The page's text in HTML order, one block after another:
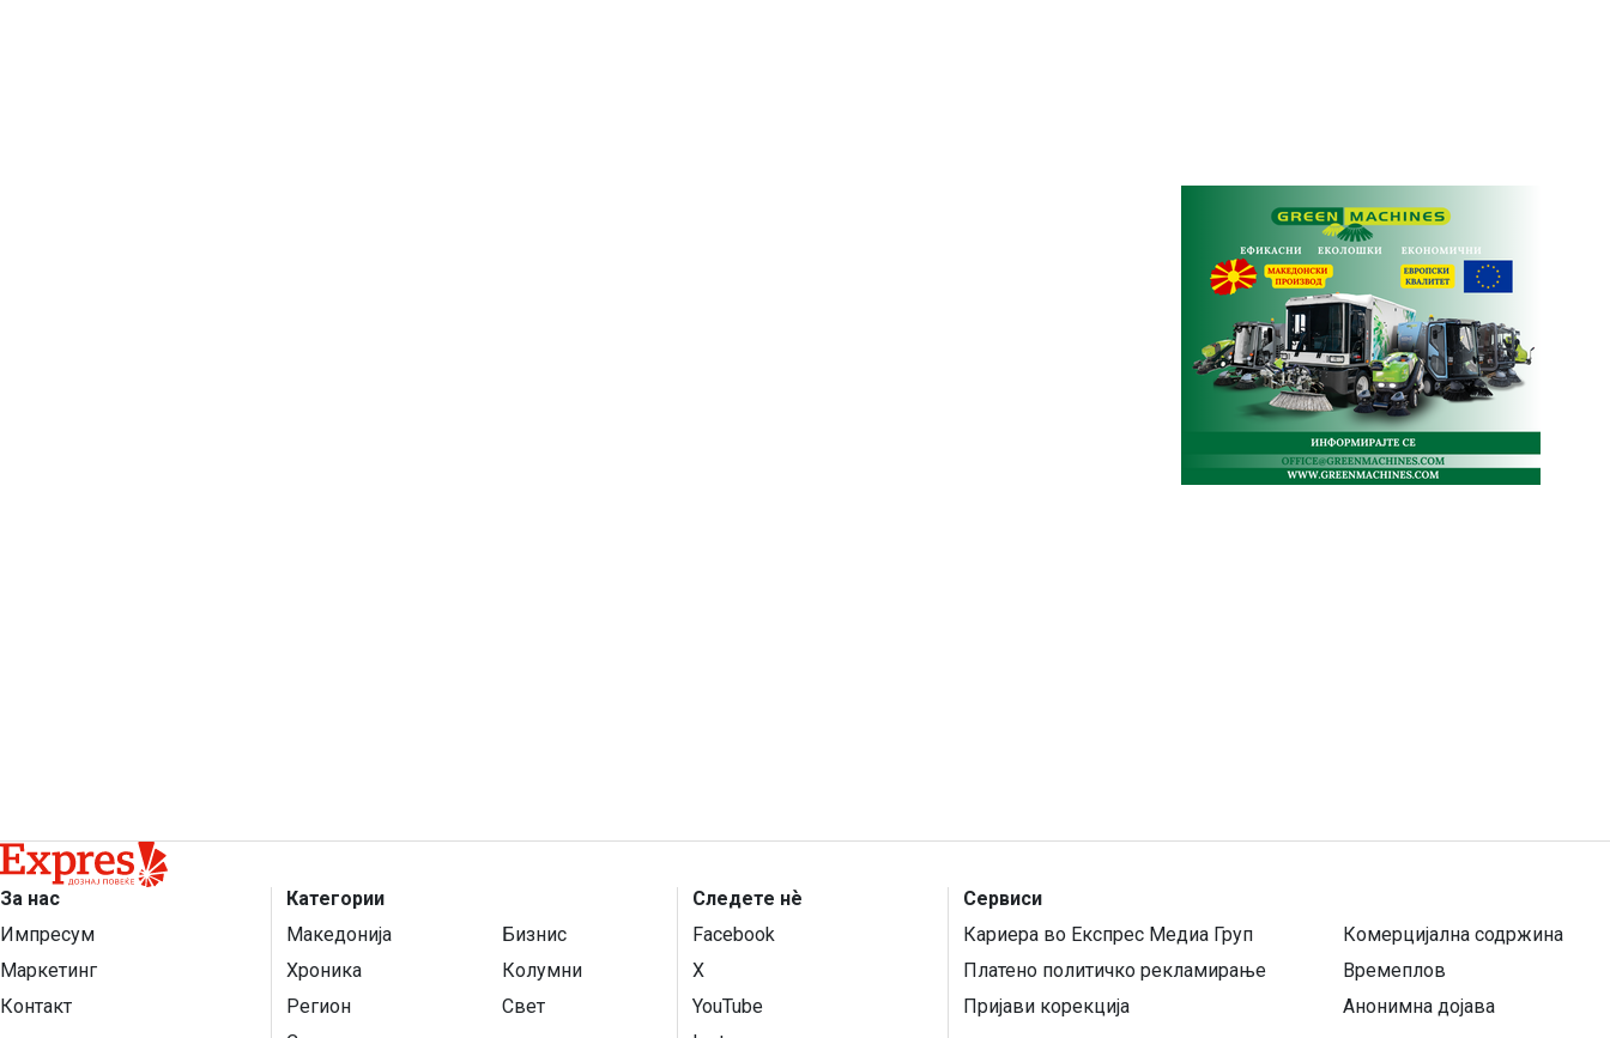
За нас
Импресум
Маркетинг
Контакт
Категории
Македонија
Бизнис
Хроника
Колумни
Регион
Свет
Следете нѐ
Facebook
X
YouTube
Сервиси
Кариера во Експрес Медиа Груп
Комерцијална содржина
Платено политичко рекламирање
Времеплов
Пријави корекција
Анонимна дојава